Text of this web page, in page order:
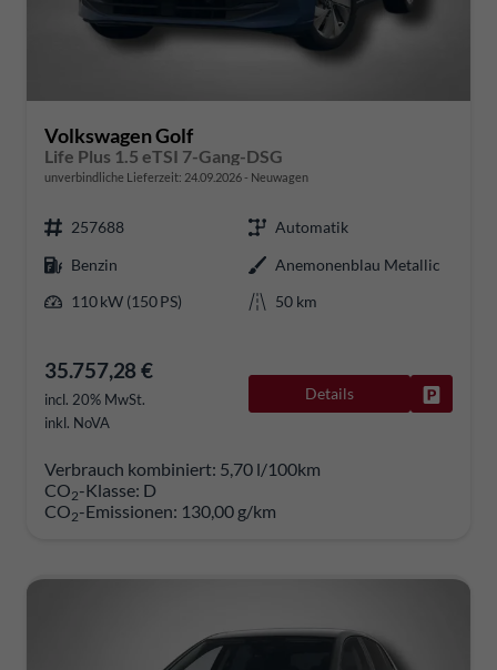
Volkswagen Golf
Life Plus 1.5 eTSI 7-Gang-DSG
unverbindliche Lieferzeit: 24.09.2026 Neuwagen
257688
Automatik
Benzin
Anemonenblau Metallic
110 kW (150 PS)
50 km
35.757,28 €
incl. 20% MwSt.
inkl. NoVA
Details
Verbrauch kombiniert: 5,70 l/100km
CO2-Klasse: D
CO2-Emissionen: 130,00 g/km